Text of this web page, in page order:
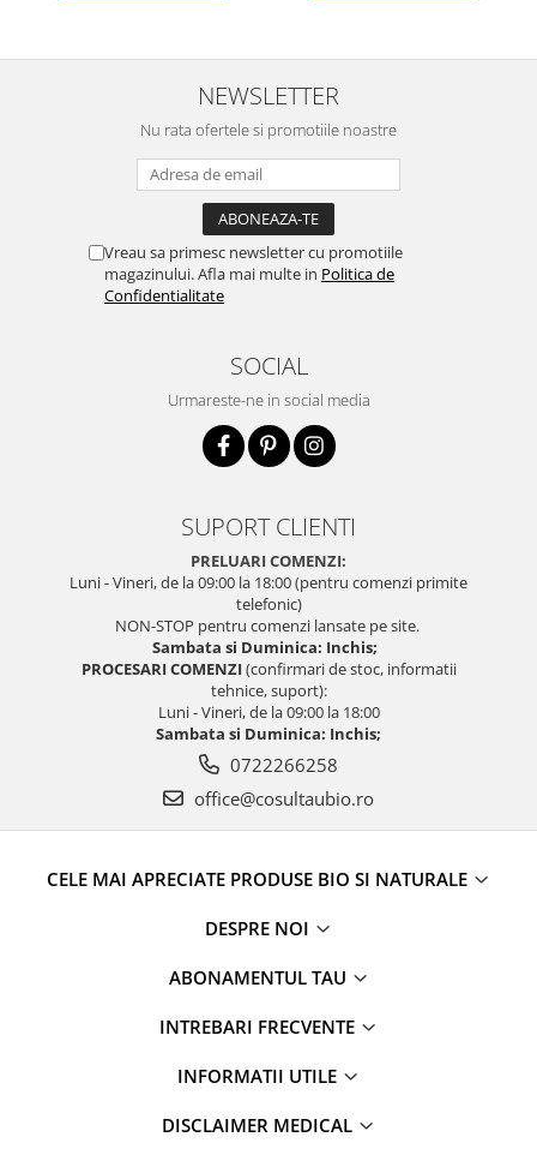
NEWSLETTER
Nu rata ofertele si promotiile noastre
Vreau sa primesc newsletter cu promotiile
magazinului. Afla mai multe in Politica de
Confidentialitate
SOCIAL
Urmareste-ne in social media
SUPORT CLIENTI
PRELUARI COMENZI:
Luni - Vineri, de la 09:00 la 18:00 (pentru comenzi primite
telefonic)
NON-STOP pentru comenzi lansate pe site.
Sambata si Duminica: Inchis;
PROCESARI COMENZI(confirmari de stoc, informatii
tehnice, suport):
Luni - Vineri, de la 09:00 la 18:00
Sambata si Duminica: Inchis;
0722266258
office@cosultaubio.ro
CELE MAI APRECIATE PRODUSE BIO SI NATURALE
DESPRE NOI
ABONAMENTUL TAU
INTREBARI FRECVENTE
INFORMATII UTILE
DISCLAIMER MEDICAL